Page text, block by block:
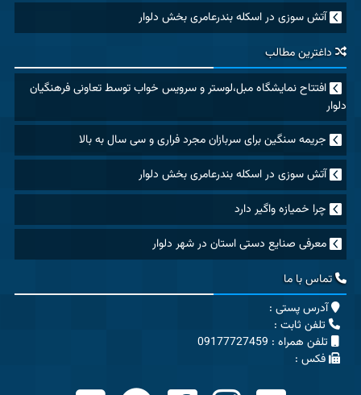
آتش سوزی در اسکله بندرعامری بخش دلوار
داغترین مطالب
افتتاح نمایشگاه مبل،لوستر و سرویس خواب توسط تعاونی فرهنگیان
دلوار
جریمه سنگین برای سربازان مجرد فراری و سی سال به بالا
آتش سوزی در اسکله بندرعامری بخش دلوار
چرا خمیازه واگیر دارد
معرفی صنایع دستی استان در شهر دلوار
تماس با ما
آدرس پستی :
تلفن ثابت :
تلفن همراه : 09177727459
فکس :